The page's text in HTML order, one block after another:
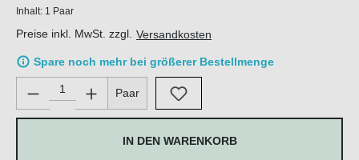
Inhalt: 1 Paar
Preise inkl. MwSt. zzgl. Versandkosten
Spare noch mehr bei größerer Bestellmenge
Produkt Anzahl: Gib den gewünschten Wert ein oder
Paar
IN DEN WARENKORB